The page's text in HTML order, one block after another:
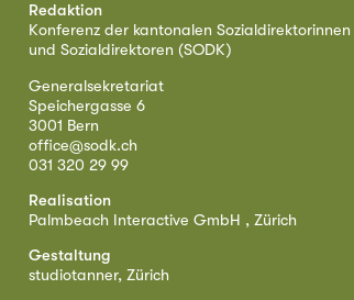
Redaktion
Konferenz der kantonalen Sozialdirektorinnen
und Sozialdirektoren (SODK)
Generalsekretariat
Speichergasse 6
3001 Bern
office@sodk.ch
031 320 29 99
Realisation
Palmbeach Interactive GmbH , Zürich
Gestaltung
studiotanner, Zürich